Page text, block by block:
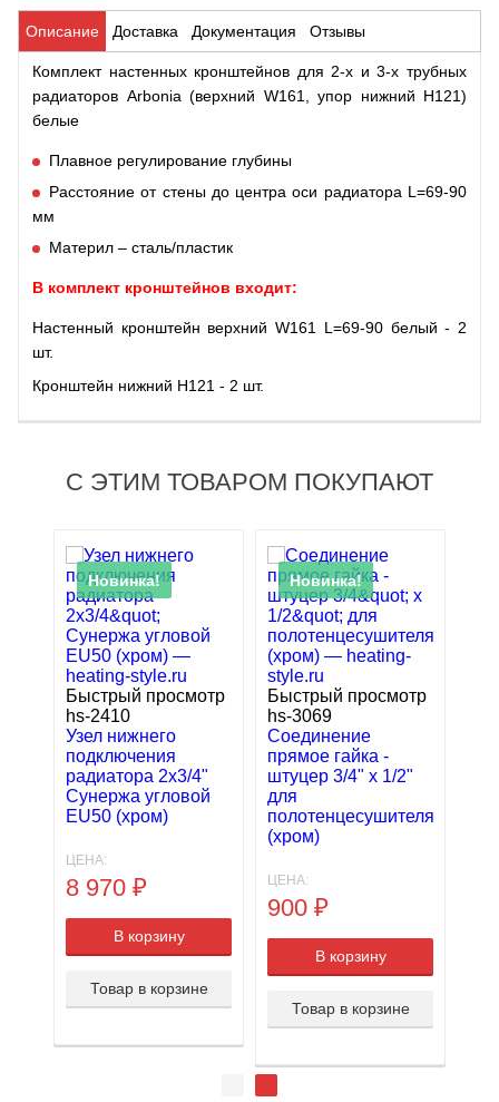
Описание Доставка Документация Отзывы
Комплект настенных кронштейнов для 2-х и 3-х трубных
радиаторов Arbonia (верхний W161, упор нижний H121)
белые
Плавное регулирование глубины
Расстояние от стены до центра оси радиатора L=69-90
мм
Материл – сталь/пластик
В комплект кронштейнов входит:
Настенный кронштейн верхний W161 L=69-90 белый - 2
шт.
Кронштейн нижний Н121 - 2 шт.
С ЭТИМ ТОВАРОМ ПОКУПАЮТ
Новинка!
Быстрый просмотр
hs-2410
Узел нижнего
подключения
радиатора 2х3/4"
Сунержа угловой
EU50 (хром)
ЦЕНА:
8 970 ₽
В корзину
Товар в корзине
Новинка!
Быстрый просмотр
hs-3069
Соединение
прямое гайка -
штуцер 3/4" х 1/2"
для
полотенцесушителя
(хром)
ЦЕНА:
900 ₽
В корзину
Товар в корзине